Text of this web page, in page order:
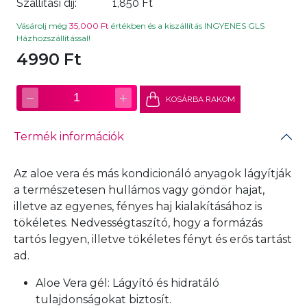
Szállítási díj: 1,850 Ft
Vásárolj még 35,000 Ft értékben és a kiszállítás INGYENES GLS
Házhozszállítással!
4990 Ft
− 1 + KOSÁRBA RAKOM
Termék információk
Az aloe vera és más kondicionáló anyagok lágyítják
a természetesen hullámos vagy göndör hajat,
illetve az egyenes, fényes haj kialakításához is
tökéletes. Nedvességtaszító, hogy a formázás
tartós legyen, illetve tökéletes fényt és erős tartást
ad.
Aloe Vera gél: Lágyító és hidratáló
tulajdonságokat biztosít.